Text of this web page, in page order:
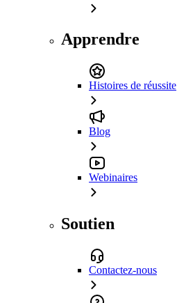
Apprendre
Histoires de réussite
Blog
Webinaires
Soutien
Contactez-nous